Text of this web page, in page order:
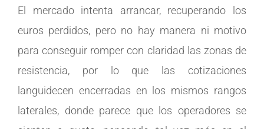
El mercado intenta arrancar, recuperando los
euros perdidos, pero no hay manera ni motivo
para conseguir romper con claridad las zonas de
resistencia, por lo que las cotizaciones
languidecen encerradas en los mismos rangos
laterales, donde parece que los operadores se